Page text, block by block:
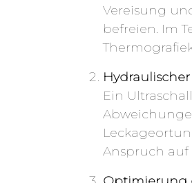
Vereisung
befreien. Im
Ein
Anspruch